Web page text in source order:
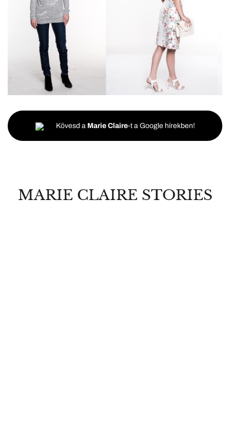
Kövesd a Marie Claire-t a Google hírekben!
MARIE CLAIRE STORIES